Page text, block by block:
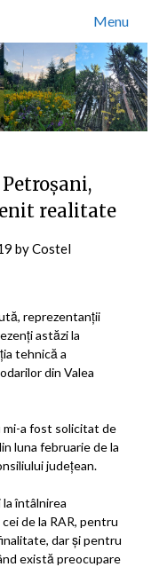
Menu
realitate
byCostel
reprezentanții
astăzi la
tehnică a
din Valea
mi-a fost solicitat de
luna februarie de la
județean.
întâlnirea
de la RAR, pentru
dar și pentru
există preocupare